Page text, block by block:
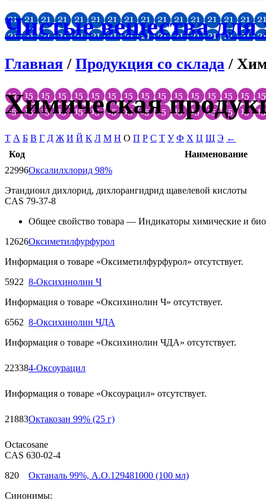
Чистые вещества для
Главная / Продукция со склада /
Химическая
T А Б В Г Д Ж И Й К Л М Н О П Р С Т У Ф Х Ц Щ Э ←
Код
Наименование
22996Оксалилхлорид 98%
Этандиоил дихлорид, дихлорангидрид щавелевой кислоты
CAS 79-37-8
Общее свойство товара — Индикаторы химические и
12626Оксиметилфурфурол
Информация о товаре «Оксиметилфурфурол» отсутствует.
5922 8-Оксихинолин Ч
Информация о товаре «Оксихинолин Ч» отсутствует.
6562 8-Оксихинолин ЧДА
Информация о товаре «Оксихинолин ЧДА» отсутствует.
223384-Оксоурацил
Информация о товаре «Оксоурацил» отсутствует.
21883Октакозан 99% (25 г)
Octacosane
CAS 630-02-4
820
Октаналь 99%, A.O.129481000 (100 мл)
Синонимы: